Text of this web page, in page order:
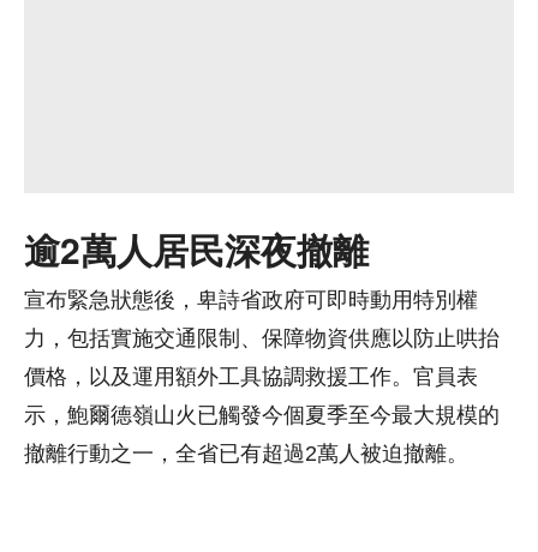
逾2萬人居民深夜撤離
宣布緊急狀態後，卑詩省政府可即時動用特別權
力，包括實施交通限制、保障物資供應以防止哄抬
價格，以及運用額外工具協調救援工作。官員表
示，鮑爾德嶺山火已觸發今個夏季至今最大規模的
撤離行動之一，全省已有超過2萬人被迫撤離。